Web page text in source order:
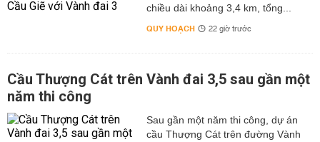
chiều dài khoảng 3,4 km, tổng...
QUY HOẠCH 22 giờ trước
Cầu Thượng Cát trên Vành đai 3,5 sau gần một
năm thi công
Sau gần một năm thi công, dự án
cầu Thượng Cát trên đường Vành